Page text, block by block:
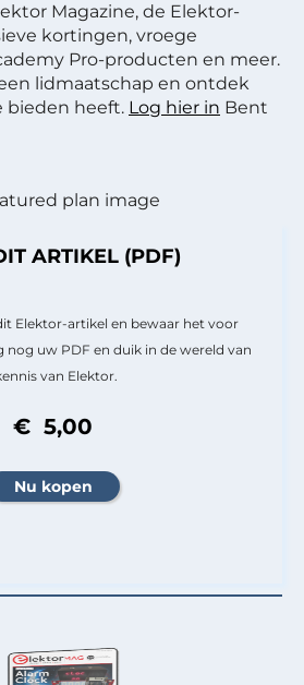
Magazine, de Elektor-
kortingen, vroege
Pro-producten en meer.
lidmaatschap en ontdek
bieden heeft. Log hier in Bent
ARTIKEL (PDF)
Elektor-artikel en bewaar het voor
nog uw PDF en duik in de wereld van
van Elektor.
€ 5,00